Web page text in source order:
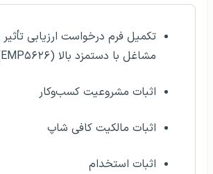
تکمیل فرم درخواست ارزیابی تأثیر
مشاغل با دستمزد بالا (EMP۵۶۲۶)؛
اثبات مشروعیت کسب‌وکار
اثبات مالکیت کافی شاپ
اثبات استخدام